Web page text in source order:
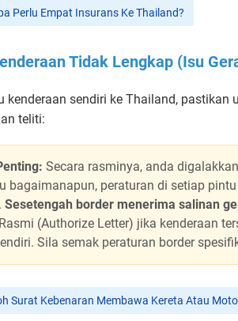
Perlu Empat Insurans Ke Thailand?
Tidak Lengkap (Isu
kenderaan sendiri ke Thailand, pastikan
teliti:
Secara rasminya, anda
bagaimanapun, peraturan di setiap
Sesetengah border menerima salinan
(Authorize Letter) jika kenderaan
Sila semak peraturan border
Surat Kebenaran Membawa Kereta Atau